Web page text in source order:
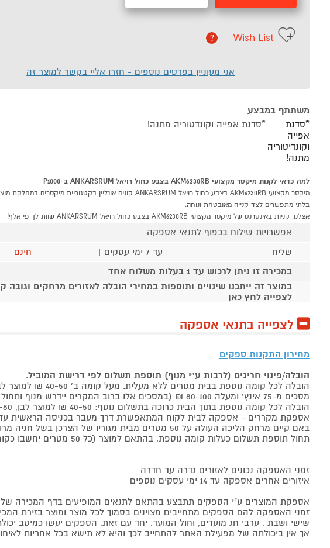
Wish List
?
אני מעוניין בפרטים נוספים - חזרו אליי בקשר למוצר זה
משתתף במבצע
*סדנת
אפייה
וקונדיטוריה
מתנה!
*סדנת אפייה וקונדטוריה מתנה!
למה כדאי לקנות מיקסר מקצועי AKM6230RB בצבע כחול רויאל ANKARSRUM ב-P1000
בלתי מתפשרים לצד קנייה מאובטחת ונוחה.
אצלנו, קניות באינטרנט של מיקסר מקצועי AKM6230RB בצבע כחול רויאל ANKARSRUM שוות לך פי אלף!
אפשרויות שילוח בכפוף לתנאי אספקה
שליח
| עד 7 ימי עסקים |
חינם
במכירה זו ניתן לרכוש עד 1 בעלות משלוח אחד
במוצר זה ייתכנו שינויים ותוספות במחירי הובלה לאזורים מרחקים וגובה
לצפייה לחץ כאן
לצפייה בתנאי אספקה
מחירון התקנות ספקים
הובלה/פינוי חריגים (לרבות ע"י מנוף) תוספת תשלום לפי דרישת המוביל.
הובלה לכל קומה נוספת בבית מגורים ללא מעלית. מעל קומה ב' 40-50 ₪ למוצר לבן, 60-80 ₪ למקרר/מקפיא, מסכים עד 65 אינץ' בין 50-80 ₪
מסכים מ-75 אינץ' ומעלה 80-100 ₪ (במסכים אלו ברוב המקרים יידרש מנוף ותחול הוראת הובלה חריגה שלעיל. אם לא יידרש מנוף תחול תוספת הקומות כבר מהקומה הראשונה)
הובלה לכל קומה נוספת בתוך הבית כרוכה בתשלום נוסף: 40-50 ₪ למוצר לבן, 60-80 ₪ למקרר/מקפיא, מסכים עד 65 אינץ' בין 50-80 ₪, מסכים מ-75 אינץ' ומעלה 80-100 ₪.
אספקת מקררים - אספקה לבית לקוח המתאפשרת דרך מעבר בכניסה הראשית עד קומה ב' ללא
באם קיים מרחק הליכה העולה על 50 מטרים מבית מגוריו של הצרכן בשל חניה מרוחקת או חוסר גישה לביתו,
תחול תוספת תשלום כעלות קומה נוספת, בהתאם למוצר (כל 50 מטרים יחשבו כקומה נוספת).
זמני האספקה נכונים לאזורים גדרה עד חדרה
איזורים אחרים אספקה עד 14 ימי עסקים נוספים
אספקת המוצרים ע"י הספקים תתבצע בהתאם לתנאים המופיעים בדף המכירה
זמני האספקה להם הספקים מתחייבים מצוינים בסמוך לכל מוצר ומוצר בזירת
שישי ושבת , ערבי חג מועדים, וחול המועד. יחד עם זאת, הספקים יעשו
אך אין ביכולתה של מפעילת האתר להתחייב לכך והיא לא תישא בכל אחריות